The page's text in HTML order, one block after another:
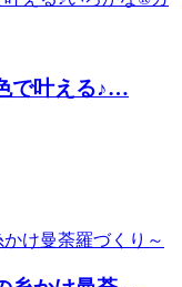
で叶える♪…